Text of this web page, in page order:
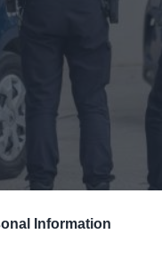
Information